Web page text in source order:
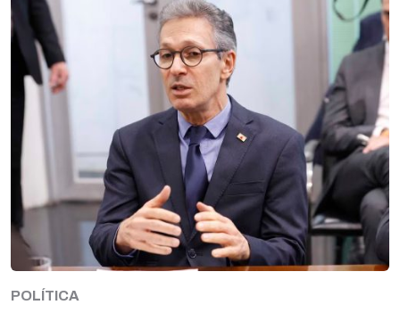
POLÍTICA